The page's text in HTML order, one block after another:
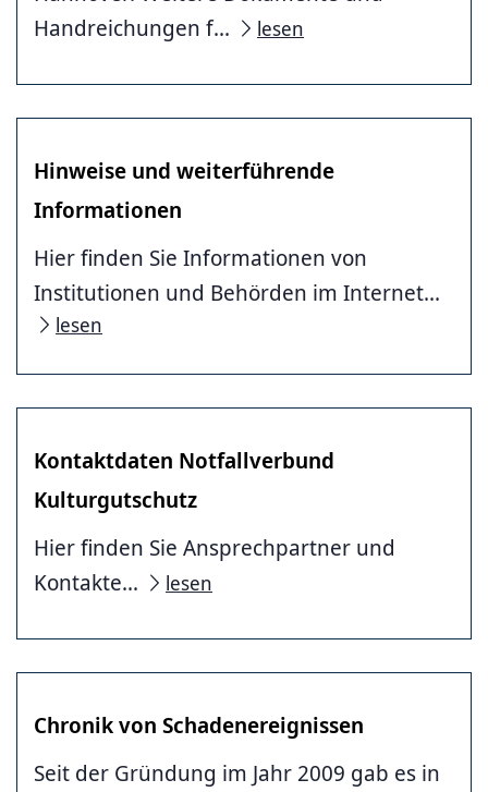
Handreichungen f...
lesen
Hinweise und weiterführende
Informationen
Hier finden Sie Informationen von
Institutionen und Behörden im Internet...
lesen
Kontaktdaten Notfallverbund
Kulturgutschutz
Hier finden Sie Ansprechpartner und
Kontakte...
lesen
Chronik von Schadenereignissen
Seit der Gründung im Jahr 2009 gab es in